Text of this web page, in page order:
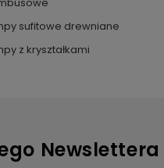
sufitowe drewniane
z kryształkami
Newslettera